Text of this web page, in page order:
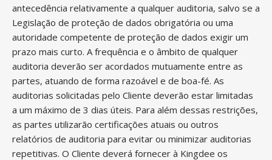
antecedência relativamente a qualquer auditoria, salvo se a
Legislação de proteção de dados obrigatória ou uma
autoridade competente de proteção de dados exigir um
prazo mais curto. A frequência e o âmbito de qualquer
auditoria deverão ser acordados mutuamente entre as
partes, atuando de forma razoável e de boa-fé. As
auditorias solicitadas pelo Cliente deverão estar limitadas
a um máximo de 3 dias úteis. Para além dessas restrições,
as partes utilizarão certificações atuais ou outros
relatórios de auditoria para evitar ou minimizar auditorias
repetitivas. O Cliente deverá fornecer à Kingdee os